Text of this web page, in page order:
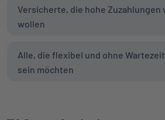
Versicherte, die hohe Zuzahlungen
wollen
Alle, die flexibel und ohne
sein möchten